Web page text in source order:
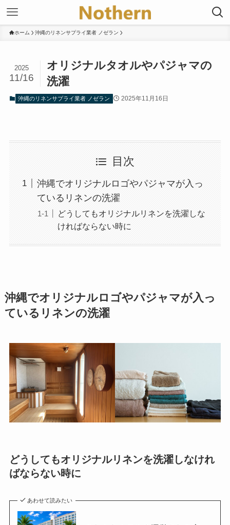
ホーム 沖縄のリネンサプライ業者 ノゼラン
オリジナルタオルやパジャマの
洗濯
2025
11/16
沖縄のリネンサプライ業者 ノゼラン 2025年11月16日
目次
沖縄でオリジナルロゴやパジャマが入っ
ているリネンの洗濯
どうしてもオリジナルリネンを洗濯しな
ければならない時に
沖縄でオリジナルロゴやパジャマが入っ
ているリネンの洗濯
どうしてもオリジナルリネンを洗濯しなけれ
ばならない時に
あわせて読みたい